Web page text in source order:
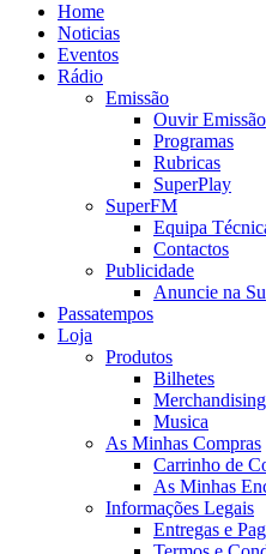
Home
Noticias
Eventos
Rádio
Emissão
Ouvir Emissão
Programas
Rubricas
SuperPlay
SuperFM
Equipa
Contactos
Publicidade
Anuncie na
Passatempos
Loja
Produtos
Bilhetes
Merchandising
Musica
As Minhas Compras
Carrinho de
As Minhas
Informações Legais
Entregas e